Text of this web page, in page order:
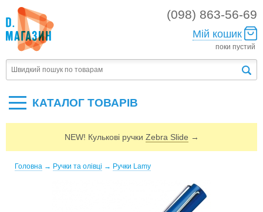
(098) 863-56-69
Мій кошик
поки пустий
КАТАЛОГ ТОВАРIВ
NEW! Кулькові ручки Zebra Slide →
Головна → Ручки та олівці → Ручки Lamy